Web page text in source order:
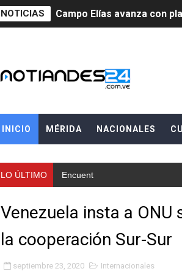
NOTICIAS Campo Elías avanza con
Gobernador Arnaldo
Consolidan planificación
Gobernación de Mérida
Niños merideños
Fundecem ofrece taller de
Gobierno bolivariano
INICIO MÉRIDA NACIONALES
LO ÚLTIMO Encuentro estadal fortalec
Venezuela insta a
la cooperación Sur-Sur
septiembre 23, 2020 Internacionales